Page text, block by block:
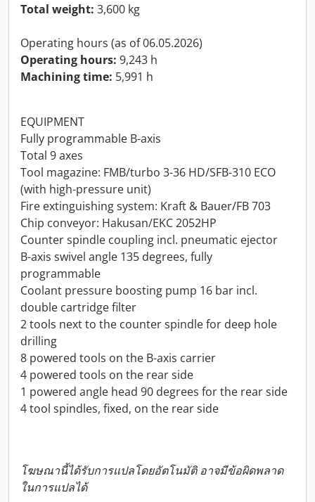
Total weight: 3,600 kg
Operating hours (as of 06.05.2026)
Operating hours: 9,243 h
Machining time: 5,991 h
EQUIPMENT
Fully programmable B-axis
Total 9 axes
Tool magazine: FMB/turbo 3-36 HD/SFB-310 ECO
(with high-pressure unit)
Fire extinguishing system: Kraft & Bauer/FB 703
Chip conveyor: Hakusan/EKC 2052HP
Counter spindle coupling incl. pneumatic ejector
B-axis swivel angle 135 degrees, fully
programmable
Coolant pressure boosting pump 16 bar incl.
double cartridge filter
2 tools next to the counter spindle for deep hole
drilling
8 powered tools on the B-axis carrier
4 powered tools on the rear side
1 powered angle head 90 degrees for the rear side
4 tool spindles, fixed, on the rear side
โฆษณานี้ได้รับการแปลโดยอัตโนมัติ อาจมีข้อผิดพลาด
ในการแปลได้